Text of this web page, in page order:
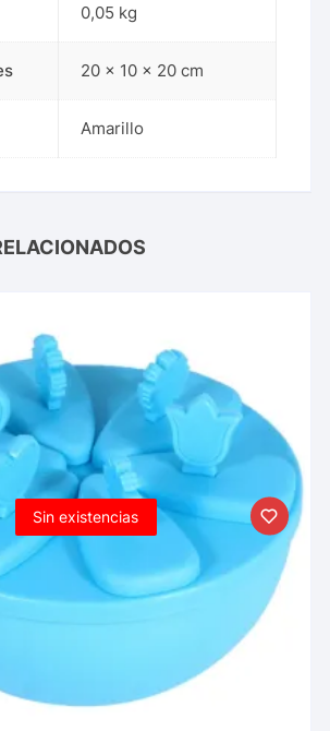
0,05 kg
20 × 10 × 20 cm
Amarillo
Sin existencias